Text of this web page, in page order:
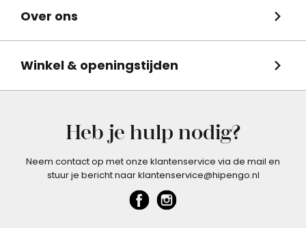
Over ons
Winkel & openingstijden
Heb je hulp nodig?
Neem contact op met onze klantenservice via de mail en
stuur je bericht naar klantenservice@hipengo.nl